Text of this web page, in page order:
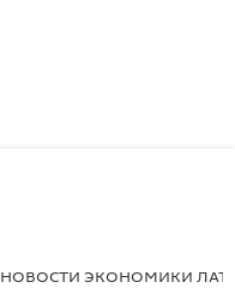
НОВОСТИ ЭКОНОМИКИ